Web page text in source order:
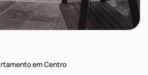
em Centro